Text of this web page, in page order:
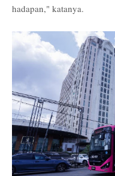
hadapan," katanya.